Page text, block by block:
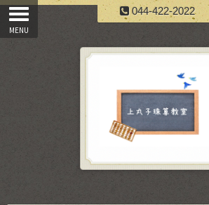
044-422-2022